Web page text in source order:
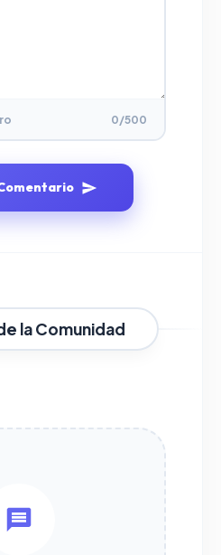
0/500
la Comunidad